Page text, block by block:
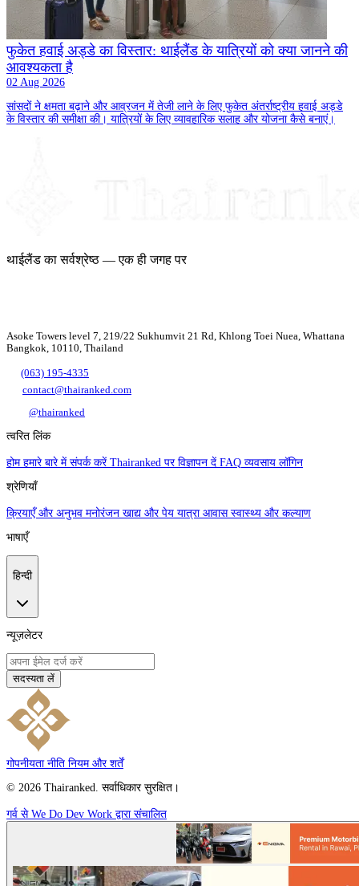
फुकेत हवाई अड्डे का विस्तार: थाईलैंड के यात्रियों को क्या जानने की
आवश्यकता है
02 Aug 2026
सांसदों ने क्षमता बढ़ाने और आव्रजन में तेजी लाने के लिए फुकेत अंतर्राष्ट्रीय हवाई अड्डे
के विस्तार की समीक्षा की। यात्रियों के लिए व्यावहारिक सलाह और योजना कैसे बनाएं।
थाईलैंड का सर्वश्रेष्ठ — एक ही जगह पर
Asoke Towers level 7, 219/22 Sukhumvit 21 Rd, Khlong Toei Nuea, Whattana
Bangkok, 10110, Thailand
(063) 195-4335
contact@thairanked.com
@thairanked
त्वरित लिंक
होम हमारे बारे में संपर्क करें Thairanked पर विज्ञापन दें FAQ व्यवसाय लॉगिन
श्रेणियाँ
क्रियाएँ और अनुभव मनोरंजन खाद्य और पेय यात्रा आवास स्वास्थ्य और कल्याण
भाषाएँ
हिन्दी
न्यूज़लेटर
सदस्यता लें
गोपनीयता नीति नियम और शर्तें
© 2026 Thairanked. सर्वाधिकार सुरक्षित।
गर्व से We Do Dev Work द्वारा संचालित